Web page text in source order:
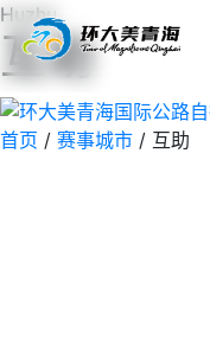
Huzhu
互助‌
首页 / 赛事城市 / 互助‌